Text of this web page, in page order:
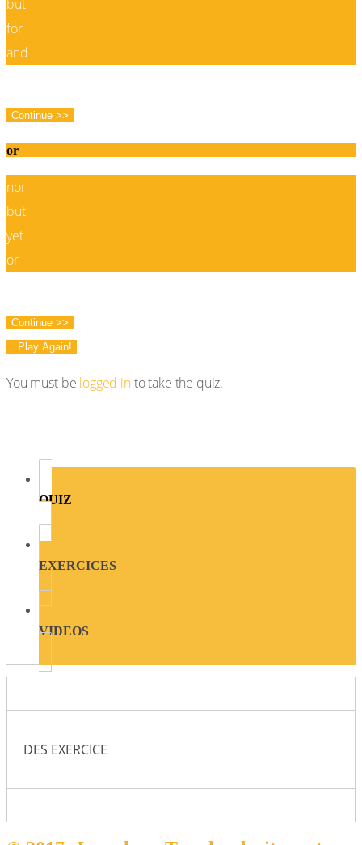
but
for
and
Continue >>
or
nor
but
yet
or
Continue >>
Play Again!
You must be logged into take the quiz.
QUIZ
EXERCICES
VIDEOS
DES EXERCICE